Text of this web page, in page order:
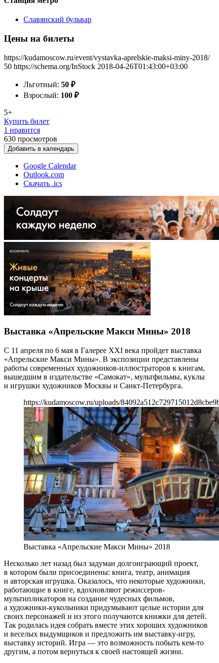
Славянский бульвар
Цены на билеты
https://kudamoscow.ru/event/vystavka-aprelskie-maksi-miny-2018/
50 https://schema.org/InStock 2018-04-26T01:43:00+03:00
Льготный: 50 ₽
Взрослый: 100 ₽
5+
Купить билет
1 нравится
630 просмотров
Добавить в календарь
Google Calendar
Outlook.com
Скачать .ics
Выставка «Апрельские Макси Мины» 2018
С 11 апреля по 6 мая в Галерее XXI века пройдет выставка
«Апрельские Макси Мины». В экспозиции представлены
работы современных художников-иллюстраторов к книгам,
вышедшим в издательстве «Самокат», мультфильмы, куклы
и игрушки художников Москвы и Санкт-Петербурга.
https://kudamoscow.ru/uploads/
Выставка «Апрельские Макси Мины» 2018
Несколько лет назад был задуман долгоиграющий проект,
в котором были присоединены: книга, театр, анимация
и авторская игрушка. Оказалось, что некоторые художники,
работающие в книге, вдохновляют режиссеров-
мультипликаторов на создание чудесных фильмов,
а художники-кукольники придумывают целые истории для
своих персонажей и из этого получаются книжки для детей.
Так родилась идея собрать вместе этих хороших художников
и веселых выдумщиков и предложить им выставку-игру,
выставку историй. Игра — это возможность побыть кем-то
другим, а потом вернуться к своей настоящей жизни.